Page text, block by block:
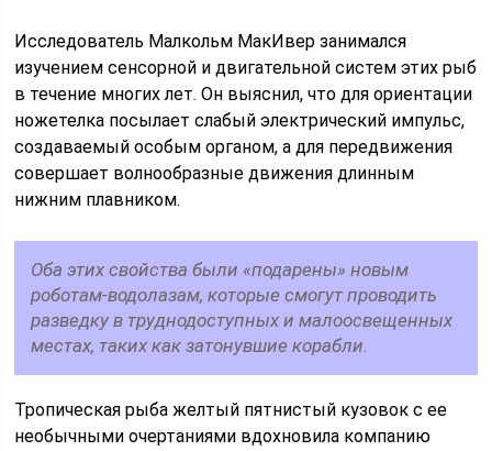
Исследователь Малкольм МакИвер занимался
изучением сенсорной и двигательной систем этих рыб
в течение многих лет. Он выяснил, что для ориентации
ножетелка посылает слабый электрический импульс,
создаваемый особым органом, а для передвижения
совершает волнообразные движения длинным
нижним плавником.
Оба этих свойства были «подарены» новым
роботам-водолазам, которые смогут проводить
разведку в труднодоступных и малоосвещенных
местах, таких как затонувшие корабли.
Тропическая рыба желтый пятнистый кузовок с ее
необычными очертаниями вдохновила компанию